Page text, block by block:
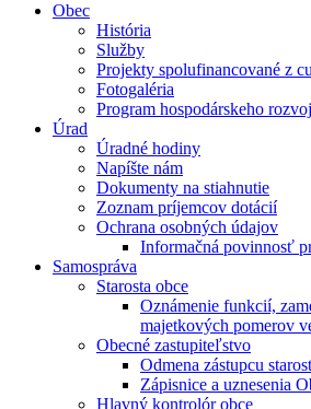
Obec
História
Služby
Projekty spolufinancované z
Fotogaléria
Program hospodárskeho
Úrad
Úradné hodiny
Napíšte nám
Dokumenty na stiahnutie
Zoznam príjemcov dotácií
Ochrana osobných údajov
Informačná povinnosť
Samospráva
Starosta obce
Oznámenie funkcií,
majetkových pomerov
Obecné zastupiteľstvo
Odmena zástupcu
Zápisnice a uznesenia
Hlavný kontrolór obce